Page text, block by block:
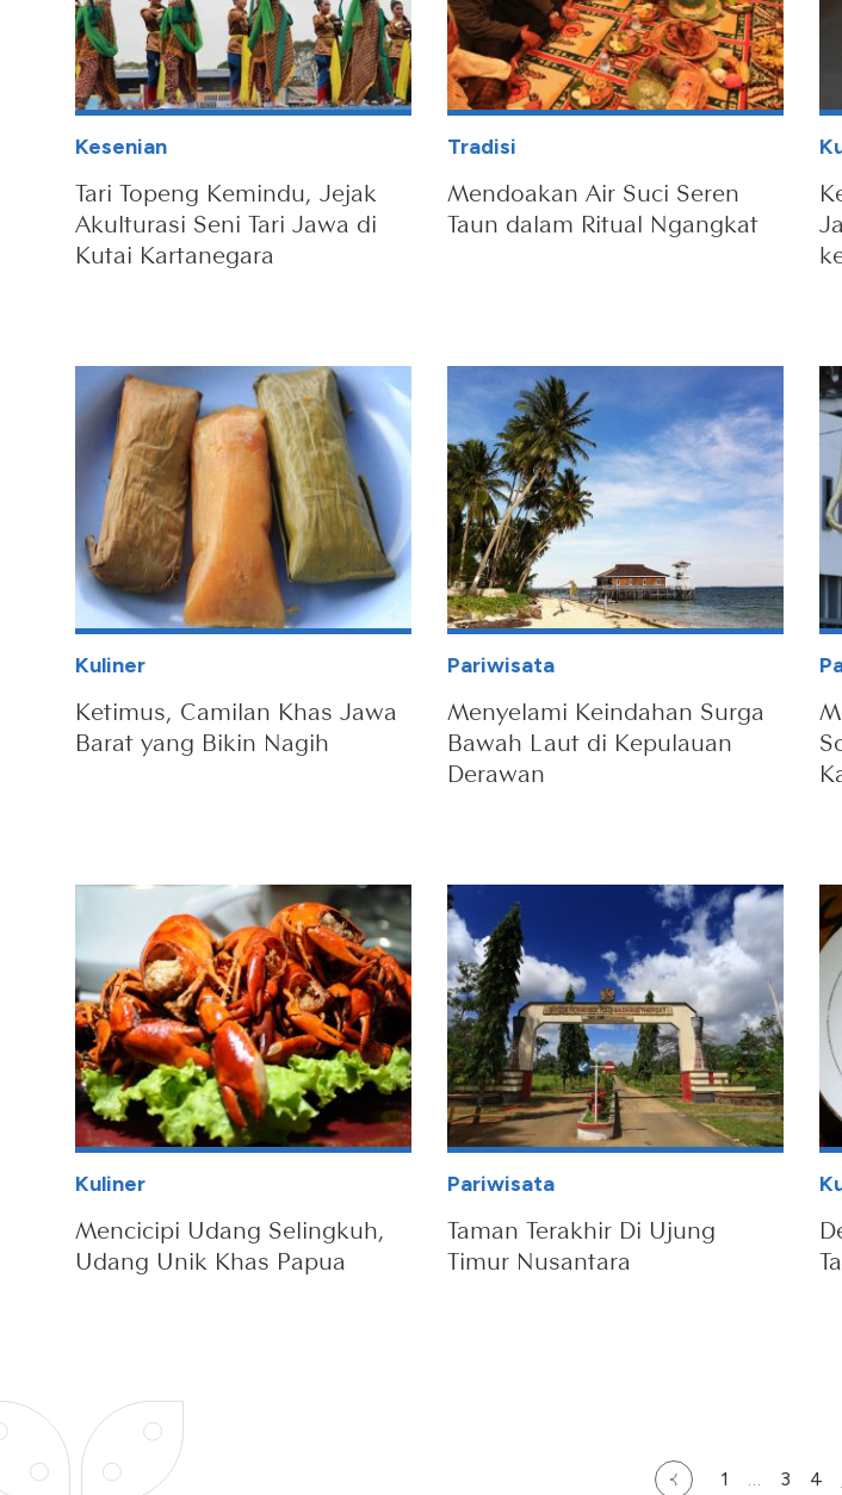
Kesenian
Tari Topeng Kemindu, Jejak
Akulturasi Seni Tari Jawa di
Kutai Kartanegara
Tradisi
Mendoakan Air Suci Seren
Taun dalam Ritual Ngangkat
Kuliner
Ketimus, Camilan Khas Jawa
Barat yang Bikin Nagih
Pariwisata
Menyelami Keindahan Surga
Bawah Laut di Kepulauan
Derawan
Kuliner
Mencicipi Udang Selingkuh,
Udang Unik Khas Papua
Pariwisata
Taman Terakhir Di Ujung
Timur Nusantara
1 … 3 4